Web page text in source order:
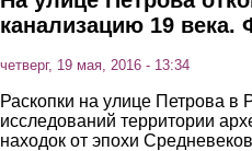
канализацию 19 века.
четверг, 19 мая, 2016 - 13:34
Раскопки на улице Петрова в
исследований территории
находок от эпохи